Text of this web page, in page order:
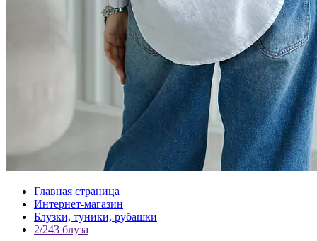
Главная страница
Интернет-магазин
Блузки, туники, рубашки
2/243 блуза